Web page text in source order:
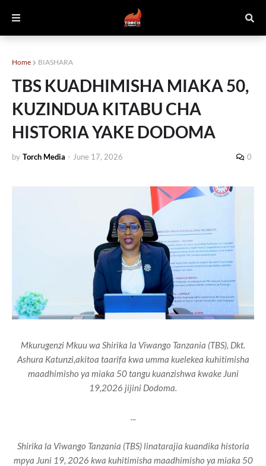
Home BIASHARA
TBS KUADHIMISHA MIAKA 50,
KUZINDUA KITABU CHA
HISTORIA YAKE DODOMA
by Torch Media - June 17, 2026 0
Mkurugenzi Mkuu wa Shirika la Viwango Tanzania (TBS), Dkt.
Ashura Katunzi,akitoa taarifa kwa umma kuelekea kuhitimisha
maadhimisho ya miaka 50 tangu kuanzishwa kwake Juni
19,2026 jijini Dodoma.
...
Shirika la Viwango Tanzania (TBS) linatarajia kuandika historia
mpya Juni 19, 2026 kwa kuhitimisha maadhimisho ya miaka 50